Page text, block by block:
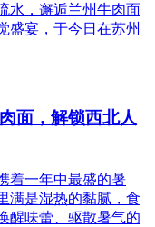
水，邂逅兰州牛肉面
盛宴，于今日在苏州
面，解锁西北人
着一年中最盛的暑
满是湿热的黏腻，食
醒味蕾、驱散暑气的